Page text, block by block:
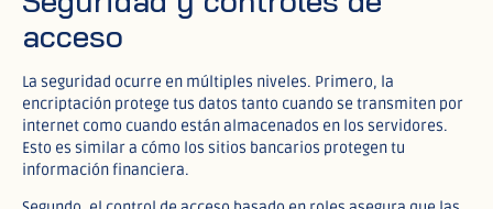
acceso
La seguridad ocurre en múltiples niveles. Primero, la
encriptación protege tus datos tanto cuando se transmiten por
internet como cuando están almacenados en los servidores.
Esto es similar a cómo los sitios bancarios protegen tu
información financiera.​